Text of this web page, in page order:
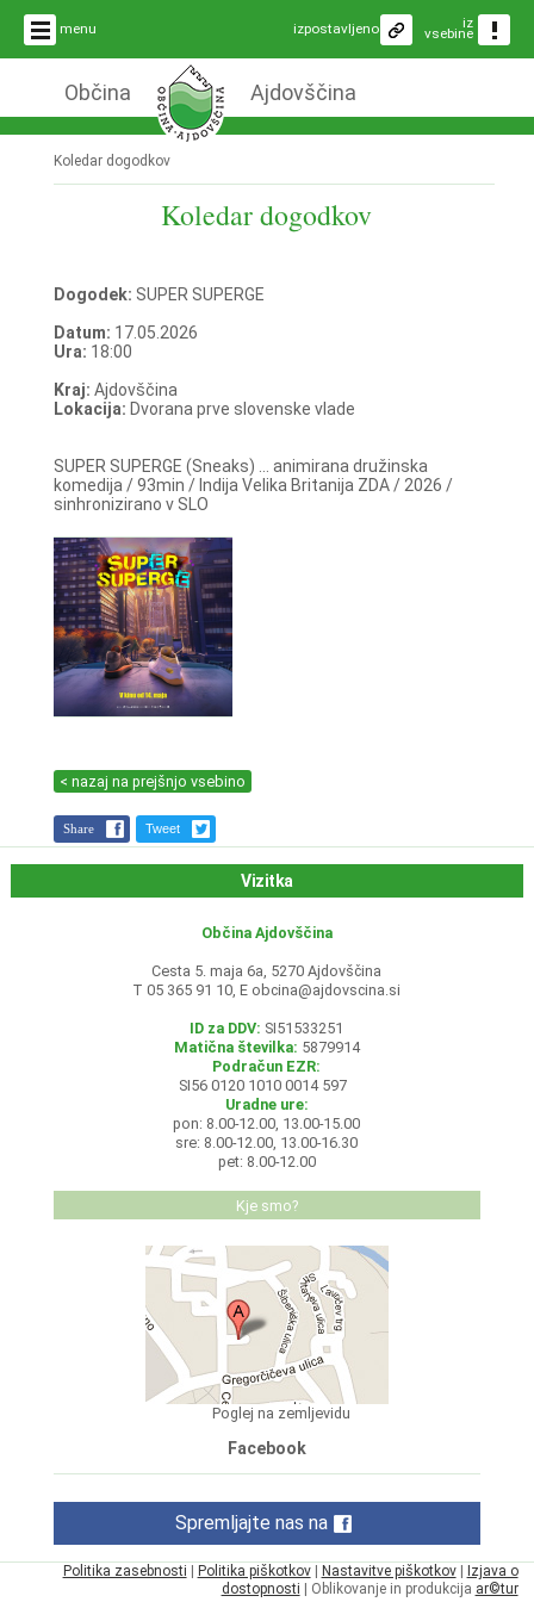
menu iz
vsebine
izpostavljeno
Občina Ajdovščina
Koledar dogodkov
Koledar dogodkov
Dogodek: SUPER SUPERGE
Datum: 17.05.2026
Ura: 18:00
Kraj: Ajdovščina
Lokacija: Dvorana prve slovenske vlade
SUPER SUPERGE (Sneaks) ... animirana družinska
komedija / 93min / Indija Velika Britanija ZDA / 2026 /
sinhronizirano v SLO
< nazaj na prejšnjo vsebino
Share Tweet
Vizitka
Občina Ajdovščina
Cesta 5. maja 6a, 5270 Ajdovščina
T 05 365 91 10, E obcina@ajdovscina.si
ID za DDV: SI51533251
Matična številka: 5879914
Podračun EZR:
SI56 0120 1010 0014 597
Uradne ure:
pon: 8.00-12.00, 13.00-15.00
sre: 8.00-12.00, 13.00-16.30
pet: 8.00-12.00
Kje smo?
Poglej na zemljevidu
Facebook
Spremljajte nas na
Politika zasebnosti | Politika piškotkov| Nastavitve piškotkov| Izjava o
dostopnosti | Oblikovanje in produkcija ar©tur